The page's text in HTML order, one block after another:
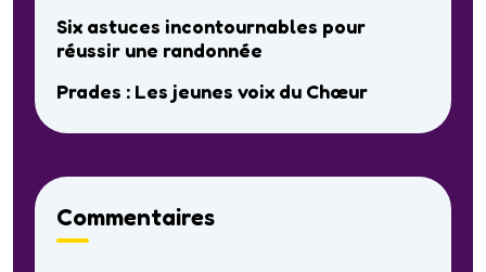
Six astuces incontournables pour
réussir une randonnée
Prades : Les jeunes voix du Chœur
Commentaires